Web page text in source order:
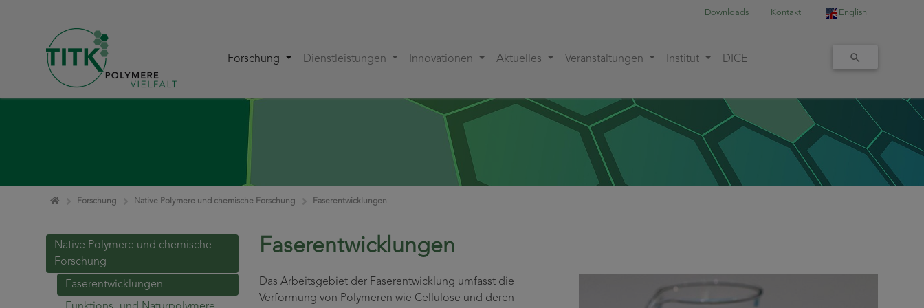
English
Downloads Kontakt
Forschung Dienstleistungen Innovationen Aktuelles Veranstaltungen Institut DICE
HomeForschung Native Polymere und chemische Forschung Faserentwicklungen
Faserentwicklungen
Das Arbeitsgebiet der Faserentwicklung umfasst die
Verformung von Polymeren wie Cellulose und deren
Native Polymere und chemische
Forschung
Faserentwicklungen